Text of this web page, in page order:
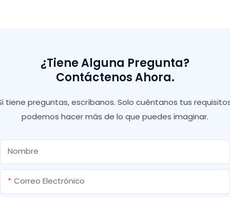
¿Tiene Alguna Pregunta?
Contáctenos Ahora.
tiene preguntas, escríbanos. Solo cuéntanos tus
podemos hacer más de lo que puedes imaginar.
Nombre
Correo Electrónico